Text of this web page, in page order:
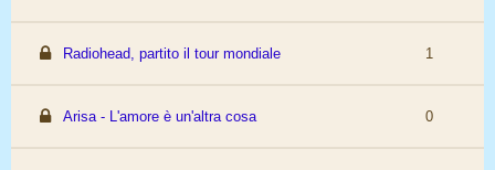
Radiohead, partito il tour mondiale 1
Arisa - L'amore è un'altra cosa 0